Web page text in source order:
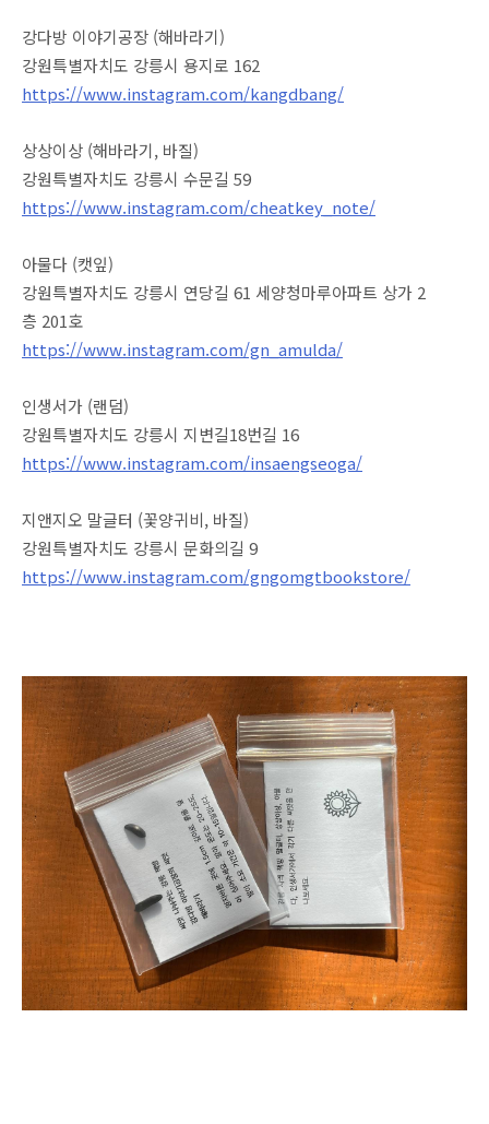
강다방 이야기공장 (해바라기)
강원특별자치도 강릉시 용지로 162
https://www.instagram.com/kangdbang/
상상이상 (해바라기, 바질)
강원특별자치도 강릉시 수문길 59
https://www.instagram.com/cheatkey_note/
아물다 (캣잎)
강원특별자치도 강릉시 연당길 61 세양청마루아파트 상가 2
층 201호
https://www.instagram.com/gn_amulda/
인생서가 (랜덤)
강원특별자치도 강릉시 지변길18번길 16
https://www.instagram.com/insaengseoga/
지앤지오 말글터 (꽃양귀비, 바질)
강원특별자치도 강릉시 문화의길 9
https://www.instagram.com/gngomgtbookstore/